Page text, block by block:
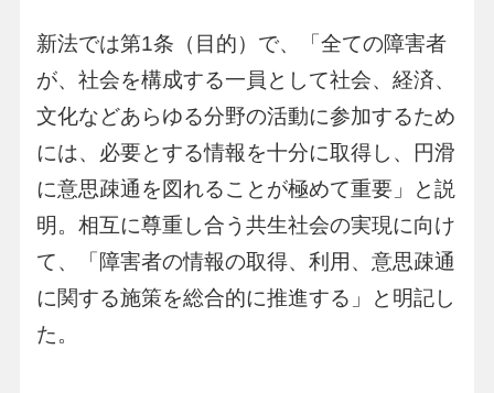
新法では第1条（目的）で、「全ての障害者
が、社会を構成する一員として社会、経済、
文化などあらゆる分野の活動に参加するため
には、必要とする情報を十分に取得し、円滑
に意思疎通を図れることが極めて重要」と説
明。相互に尊重し合う共生社会の実現に向け
て、「障害者の情報の取得、利用、意思疎通
に関する施策を総合的に推進する」と明記し
た。